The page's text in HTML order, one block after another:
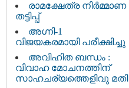
രാമക്ഷേത്ര നിർമ്മാണ
തട്ടിപ്പ്
അഗ്നി-1
വിജയകരമായി പരീക്ഷിച്ചു
അവിഹിത ബന്ധം :
വിവാഹ മോചനത്തിന്
സാഹചര്യത്തെളിവു മതി